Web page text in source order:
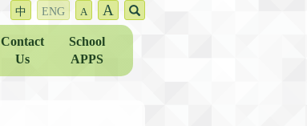
中 ENG A A
Contact
Us
School
APPS